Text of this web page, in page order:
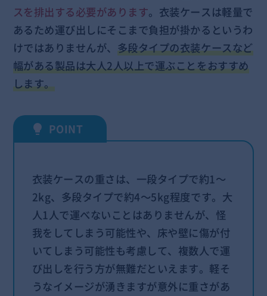
スを排出する必要があります。衣装ケースは軽量で
あるため運び出しにそこまで負担が掛かるというわ
けではありませんが、 多段タイプの衣装ケースなど
幅がある製品は大人2人以上で運ぶことをおすすめ
します。
衣装ケースの重さは、一段タイプで約1～
2kg、多段タイプで約4～5kg程度です。大
人1人で運べないことはありませんが、怪
我をしてしまう可能性や、床や壁に傷が付
いてしまう可能性も考慮して、複数人で運
び出しを行う方が無難だといえます。軽そ
うなイメージが湧きますが意外に重さがあ